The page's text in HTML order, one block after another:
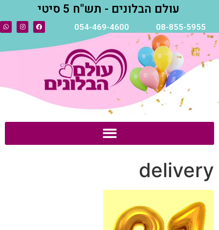
עולם הבלונים - תש"ח 5 סיטי
08-855-5955
054-469-4600
delivery